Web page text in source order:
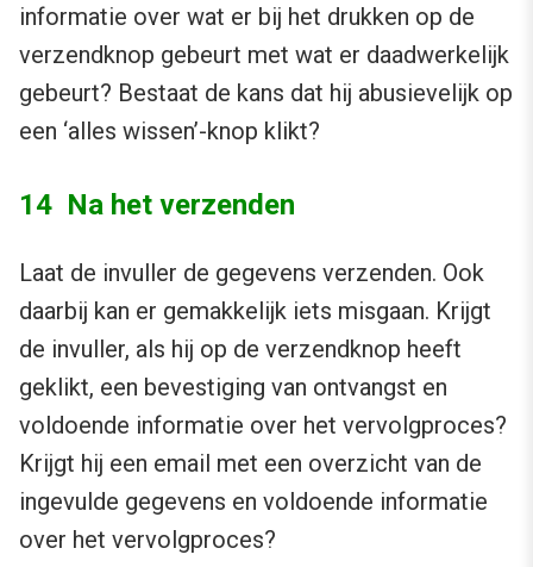
informatie over wat er bij het drukken op de
verzendknop gebeurt met wat er daadwerkelijk
gebeurt? Bestaat de kans dat hij abusievelijk op
een ‘alles wissen’-knop klikt?
14 Na het verzenden
Laat de invuller de gegevens verzenden. Ook
daarbij kan er gemakkelijk iets misgaan. Krijgt
de invuller, als hij op de verzendknop heeft
geklikt, een bevestiging van ontvangst en
voldoende informatie over het vervolgproces?
Krijgt hij een email met een overzicht van de
ingevulde gegevens en voldoende informatie
over het vervolgproces?